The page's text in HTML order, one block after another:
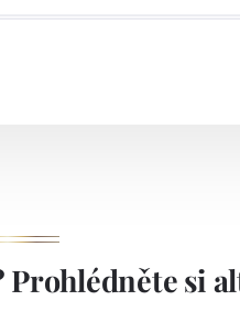
si